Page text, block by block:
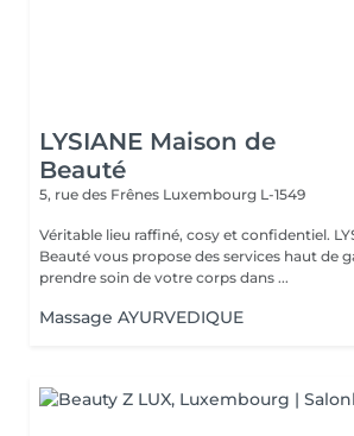
LYSIANE Maison de
Beauté
5, rue des Frênes Luxembourg L-1549
Véritable lieu raffiné, cosy et confidentiel. LYSIANE Maison de
Beauté vous propose des services haut de
prendre soin de votre corps dans ...
Massage AYURVEDIQUE